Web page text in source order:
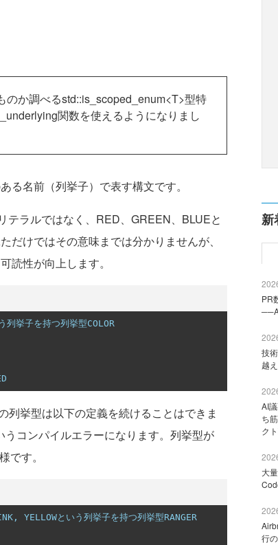
か調べるstd::is_scoped_enum<T>型特
関数を使えるようになりまし
名前（列挙子）で表す構文です。
ラルではなく、RED、GREEN、BLUEと
だけではその意味までは分かりませんが、
読性が向上します。
挙子を持つ列挙型COLOR
挙型は以下の定義を続けることはできま
コンパイルエラーになります。列挙型が
です。
YELLOWという列挙子を持つ列挙型RANGER
新
PR
技
越
AI
ち
ク
大
行